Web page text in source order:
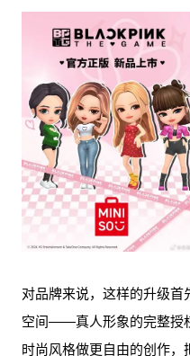
对品牌来说，这样的升级首
空间——真人形象的完整授
时尚风格做更自由的创作，